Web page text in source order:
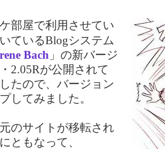
部屋で利用させてい
ているBlogシステム
Bach 」の新バージ
2.05Rが公開されて
たので、バージョン
してみました。
のサイトが移転され
ともなって、